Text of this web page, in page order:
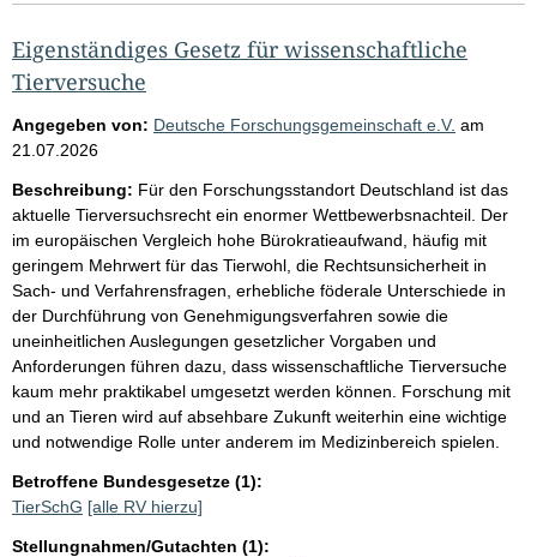
Eigenständiges Gesetz für wissenschaftliche
Tierversuche
Angegeben von: Deutsche Forschungsgemeinschaft e.V. am
21.07.2026
Beschreibung: Für den Forschungsstandort Deutschland ist das
aktuelle Tierversuchsrecht ein enormer Wettbewerbsnachteil. Der
im europäischen Vergleich hohe Bürokratieaufwand, häufig mit
geringem Mehrwert für das Tierwohl, die Rechtsunsicherheit in
Sach- und Verfahrensfragen, erhebliche föderale Unterschiede in
der Durchführung von Genehmigungsverfahren sowie die
uneinheitlichen Auslegungen gesetzlicher Vorgaben und
Anforderungen führen dazu, dass wissenschaftliche Tierversuche
kaum mehr praktikabel umgesetzt werden können. Forschung mit
und an Tieren wird auf absehbare Zukunft weiterhin eine wichtige
und notwendige Rolle unter anderem im Medizinbereich spielen.
Betroffene Bundesgesetze (1):
TierSchG [alle RV hierzu]
Stellungnahmen/Gutachten (1):